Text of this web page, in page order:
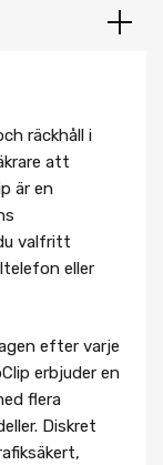
räckhåll i
att
är en
valfritt
eller
efter varje
erbjuder en
flera
Diskret